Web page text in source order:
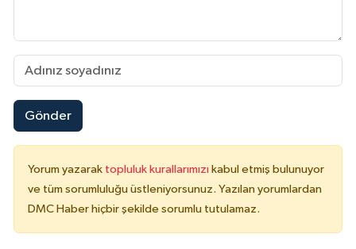
Gönder
Yorum yazarak topluluk kurallarımızı kabul etmiş bulunuyor
ve tüm sorumluluğu üstleniyorsunuz. Yazılan yorumlardan
DMC Haber hiçbir şekilde sorumlu tutulamaz.